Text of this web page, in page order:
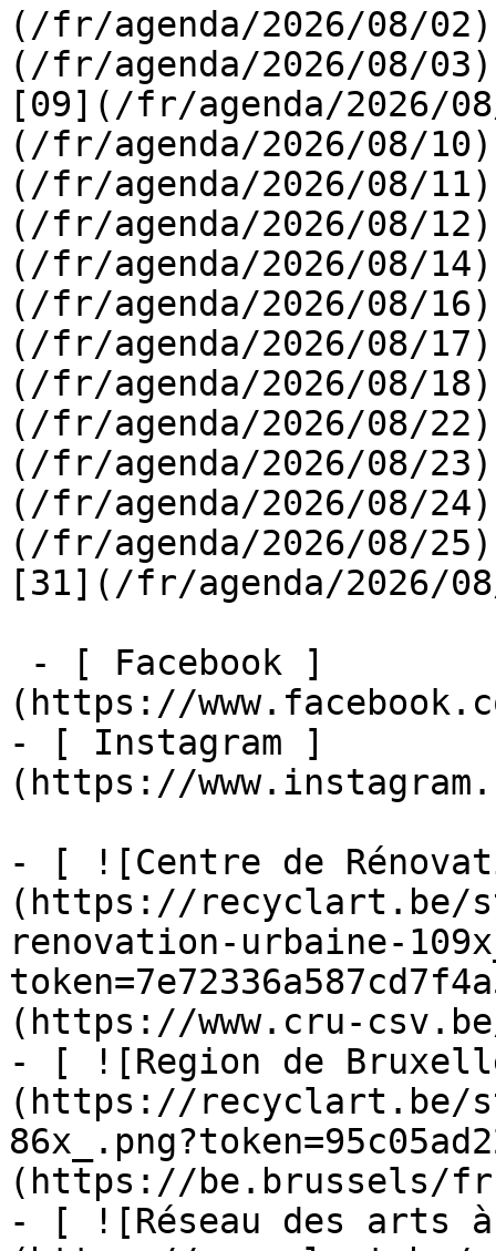
(/fr/agenda/2026/08/
(/fr/agenda/2026/08/
[09](/fr/agenda/2026/
(/fr/agenda/2026/08/
(/fr/agenda/2026/08/
(/fr/agenda/2026/08/
(/fr/agenda/2026/08/
(/fr/agenda/2026/08/
(/fr/agenda/2026/08/
(/fr/agenda/2026/08/
(/fr/agenda/2026/08/
(/fr/agenda/2026/08/
(/fr/agenda/2026/08/
(/fr/agenda/2026/08/
[31](/fr/agenda/
(https://
- [ Instagram ]
(https://
- [ ![Centre de
(https://recyclart.be/
renovation-urbaine-
(https://www.cru-
- [ ![Region de
(https://recyclart.be/
(https://be.brussels/
- [ ![Réseau des arts